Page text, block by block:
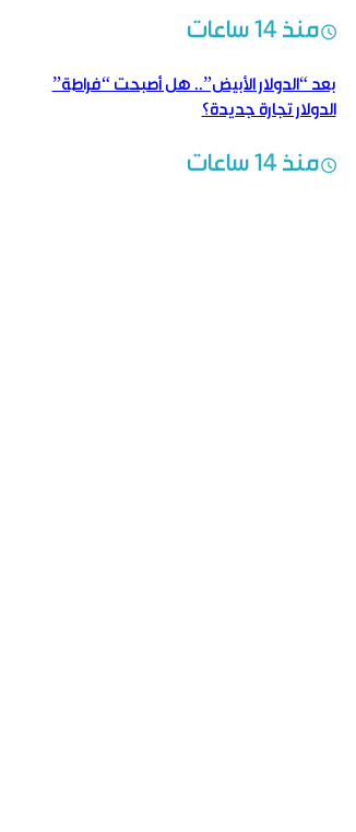
منذ 14 ساعات
بعد “الدولار الأبيض”.. هل أصبحت “فراطة”
الدولار تجارة جديدة؟
منذ 14 ساعات